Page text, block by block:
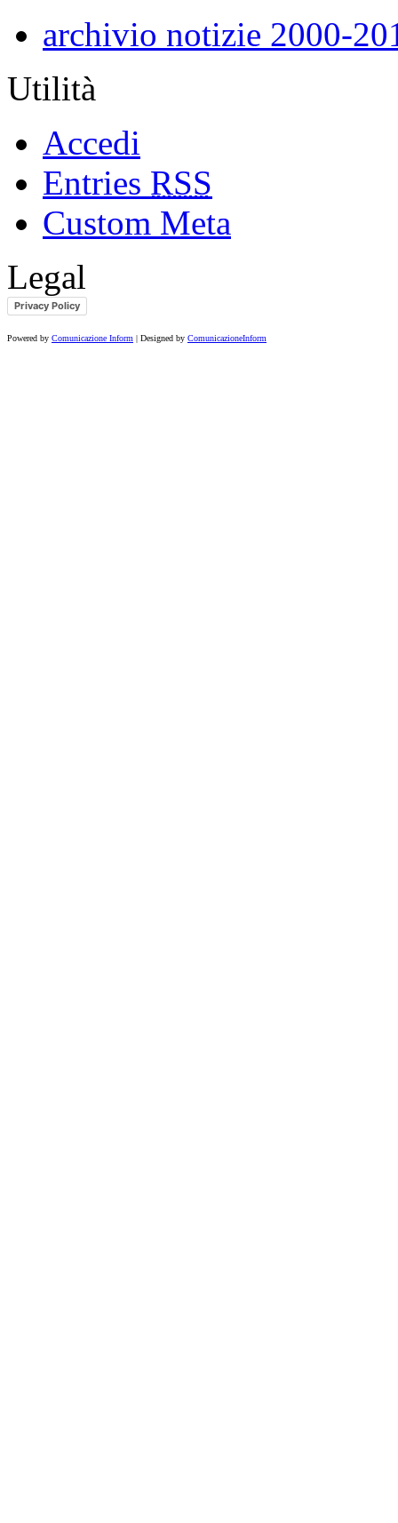
archivio notizie 2000-
Utilità
Accedi
Entries RSS
Custom Meta
Legal
Privacy Policy
Powered by Comunicazione Inform | Designed by ComunicazioneInform